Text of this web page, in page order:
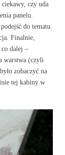
ciekawy, czy uda
panelu.
do tematu
Finalnie,
co dalej –
warstwa (czyli
zobaczyć na
tej kabiny w